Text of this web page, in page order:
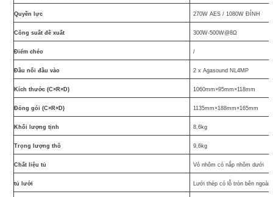
Quyền lực 270W AES / 1080W ĐỈNH
Công suất đề xuất 300W-500W@8Ω
Điểm chéo /
Đầu nối đầu vào 2 x Agasound NL4MP
Kích thước (C×R×D) 1060mm×95mm×118mm
Đóng gói (C×R×D) 1135mm×188mm×165mm
Khối lượng tịnh 8,6kg
Trọng lượng thô 9,6kg
Chất liệu tủ Vỏ nhôm có nắp nhôm dưới
tủ lưới Lưới thép có lỗ tròn bên ngoài